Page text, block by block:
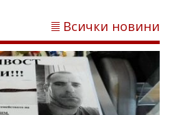
Всички новини